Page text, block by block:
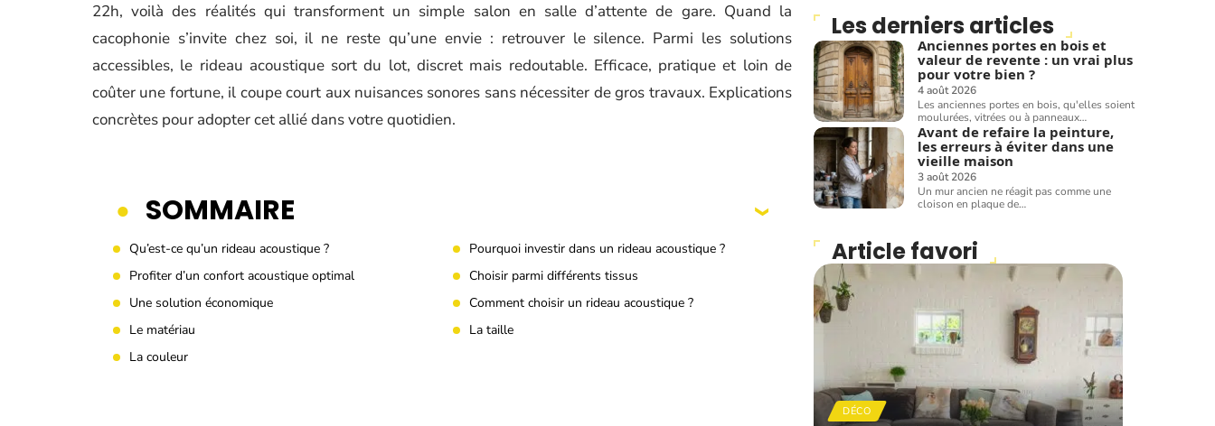
22h, voilà des réalités qui transforment un simple salon en salle d’attente de gare. Quand la
cacophonie s’invite chez soi, il ne reste qu’une envie : retrouver le silence. Parmi les solutions
accessibles, le rideau acoustique sort du lot, discret mais redoutable. Efficace, pratique et loin de
coûter une fortune, il coupe court aux nuisances sonores sans nécessiter de gros travaux. Explications
concrètes pour adopter cet allié dans votre quotidien.
SOMMAIRE
Qu’est-ce qu’un rideau acoustique ?
Pourquoi investir dans un rideau acoustique ?
Profiter d’un confort acoustique optimal
Choisir parmi différents tissus
Une solution économique
Comment choisir un rideau acoustique ?
Le matériau
La taille
La couleur
Les derniers articles
Anciennes portes en bois et
valeur de revente : un vrai plus
pour votre bien ?
4 août 2026
Les anciennes portes en bois, qu'elles soient
moulurées, vitrées ou à panneaux…
Avant de refaire la peinture,
les erreurs à éviter dans une
vieille maison
3 août 2026
Un mur ancien ne réagit pas comme une
cloison en plaque de…
Article favori
DÉCO